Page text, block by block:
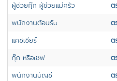
ผู้ช่วยกุ๊ก ผู้ช่วยแม่ครัว
ต
พนักงานต้อนรับ
ต
แคชเชียร์
ต
กุ๊ก หรือเชฟ
ต
พนักงานบัญชี
ต